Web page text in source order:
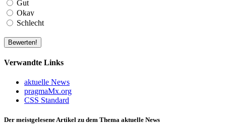
Verwandte Links
aktuelle News
pragmaMx.org
CSS Standard
Der meistgelesene Artikel zu dem Thema aktuelle News